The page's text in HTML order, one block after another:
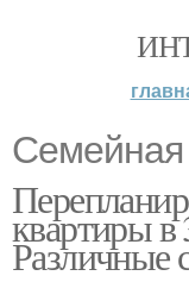
Семейная
квартиры
Различные